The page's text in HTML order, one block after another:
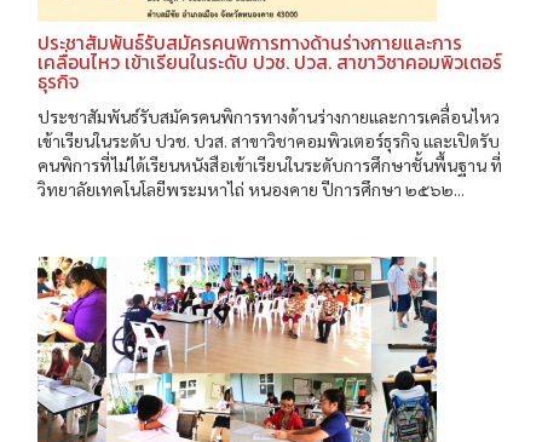
ประชาสัมพันธ์รับสมัครคนพิการทางด้านร่างกายและการ
เคลื่อนไหว เข้าเรียนในระดับ ปวช. ปวส. สาขาวิชาคอมพิวเตอร์
ธุรกิจ
ประชาสัมพันธ์รับสมัครคนพิการทางด้านร่างกายและการเคลื่อนไหว
เข้าเรียนในระดับ ปวช. ปวส. สาขาวิชาคอมพิวเตอร์ธุรกิจ และเปิดรับ
คนพิการที่ไม่ได้เรียนหนังสือเข้าเรียนในระดับการศึกษาชั้นพื้นฐาน ที่
วิทยาลัยเทคโนโลยีพระมหาไถ่ หนองคาย ปีการศึกษา ๒๕๖๒...